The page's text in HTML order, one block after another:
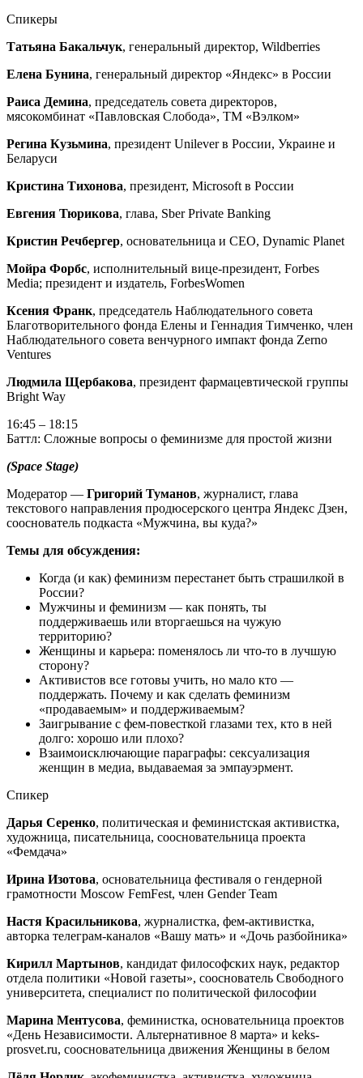
Спикеры
Татьяна Бакальчук, генеральный директор, Wildberries
Елена Бунина, генеральный директор «Яндекс» в России
Раиса Демина, председатель совета директоров,
мясокомбинат «Павловская Слобода», ТМ «Вэлком»
Регина Кузьмина, президент Unilever в России, Украине и
Беларуси
Кристина Тихонова, президент, Microsoft в России
Евгения Тюрикова, глава, Sber Private Banking
Кристин Речбергер, основательница и CEO, Dynamic Planet
Мойра Форбс, исполнительный вице-президент, Forbes
Media; президент и издатель, ForbesWomen
Ксения Франк, председатель Наблюдательного совета
Благотворительного фонда Елены и Геннадия Тимченко, член
Наблюдательного совета венчурного импакт фонда Zerno
Ventures
Людмила Щербакова, президент фармацевтической группы
Bright Way
16:45 – 18:15
Баттл: Сложные вопросы о феминизме для простой жизни
(Space Stage)
Модератор — Григорий Туманов, журналист, глава
текстового направления продюсерского центра Яндекс Дзен,
сооснователь подкаста «Мужчина, вы куда?»
Темы для обсуждения:
Когда (и как) феминизм перестанет быть страшилкой в
России?
Мужчины и феминизм — как понять, ты
поддерживаешь или вторгаешься на чужую
территорию?
Женщины и карьера: поменялось ли что-то в лучшую
сторону?
Активистов все готовы учить, но мало кто —
поддержать. Почему и как сделать феминизм
«продаваемым» и поддерживаемым?
Заигрывание с фем-повесткой глазами тех, кто в ней
долго: хорошо или плохо?
Взаимоисключающие параграфы: сексуализация
женщин в медиа, выдаваемая за эмпауэрмент.
Спикер
Дарья Серенко, политическая и феминистская активистка,
художница, писательница, соосновательница проекта
«Фемдача»
Ирина Изотова, основательница фестиваля о гендерной
грамотности Moscow FemFest, член Gender Team
Настя Красильникова, журналистка, фем-активистка,
авторка телеграм-каналов «Вашу мать» и «Дочь разбойника»
Кирилл Мартынов, кандидат философских наук, редактор
отдела политики «Новой газеты», сооснователь Свободного
университета, специалист по политической философии
Марина Ментусова, феминистка, основательница проектов
«День Независимости. Альтернативное 8 марта» и keks-
prosvet.ru, соосновательница движения Женщины в белом